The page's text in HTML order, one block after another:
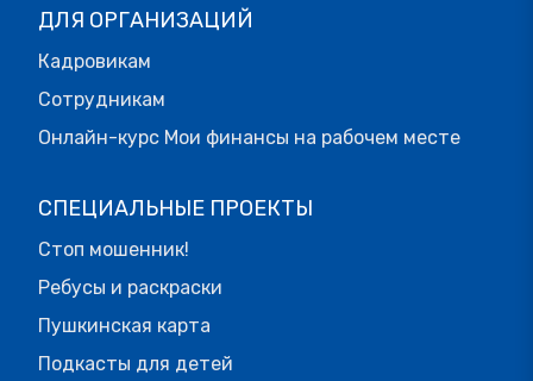
ДЛЯ ОРГАНИЗАЦИЙ
Кадровикам
Сотрудникам
Онлайн-курс Мои финансы на рабочем месте
СПЕЦИАЛЬНЫЕ ПРОЕКТЫ
Стоп мошенник!
Ребусы и раскраски
Пушкинская карта
Подкасты для детей